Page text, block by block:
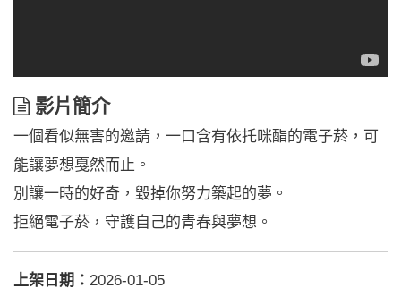
影
片
簡
介
影片簡介
一個看似無害的邀請，一口含有依托咪酯的電子菸，可
能讓夢想戛然而止。
別讓一時的好奇，毀掉你努力築起的夢。
拒絕電子菸，守護自己的青春與夢想。
上架日期： 2026-01-05